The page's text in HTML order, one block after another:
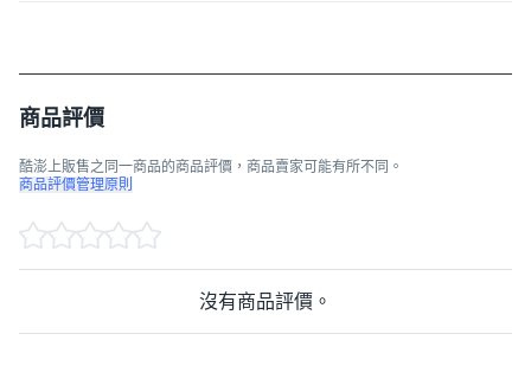
商品評價
酷澎上販售之同一商品的商品評價，商品賣家可能有所不同。
商品評價管理原則
沒有商品評價。